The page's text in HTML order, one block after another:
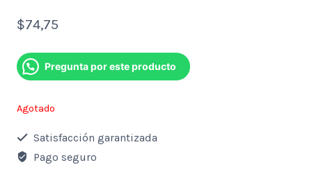
$74,75
Pregunta por este producto
Agotado
Satisfacción garantizada
Pago seguro